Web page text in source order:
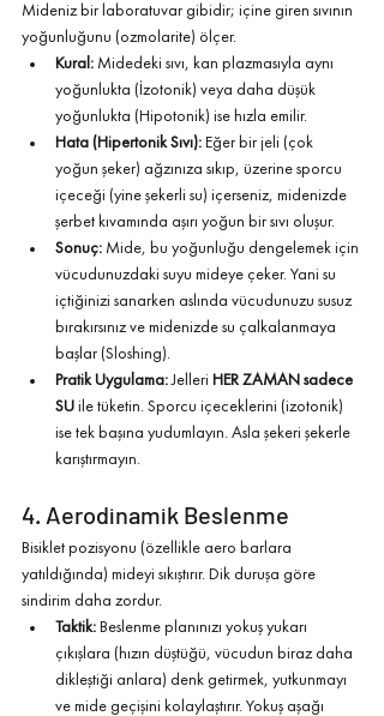
Mideniz bir laboratuvar gibidir; içine giren sıvının
yoğunluğunu (ozmolarite) ölçer.
Kural: Midedeki sıvı, kan plazmasıyla aynı
yoğunlukta (İzotonik) veya daha düşük
yoğunlukta (Hipotonik) ise hızla emilir.
Hata (Hipertonik Sıvı): Eğer bir jeli (çok
yoğun şeker) ağzınıza sıkıp, üzerine sporcu
içeceği (yine şekerli su) içerseniz, midenizde
şerbet kıvamında aşırı yoğun bir sıvı oluşur.
Sonuç: Mide, bu yoğunluğu dengelemek için
vücudunuzdaki suyu mideye çeker. Yani su
içtiğinizi sanarken aslında vücudunuzu susuz
bırakırsınız ve midenizde su çalkalanmaya
başlar (Sloshing).
Pratik Uygulama: Jelleri HER ZAMAN sadece
SU ile tüketin. Sporcu içeceklerini (izotonik)
ise tek başına yudumlayın. Asla şekeri şekerle
karıştırmayın.
4. Aerodinamik Beslenme
Bisiklet pozisyonu (özellikle aero barlara
yatıldığında) mideyi sıkıştırır. Dik duruşa göre
sindirim daha zordur.
Taktik: Beslenme planınızı yokuş yukarı
çıkışlara (hızın düştüğü, vücudun biraz daha
dikleştiği anlara) denk getirmek, yutkunmayı
ve mide geçişini kolaylaştırır. Yokuş aşağı